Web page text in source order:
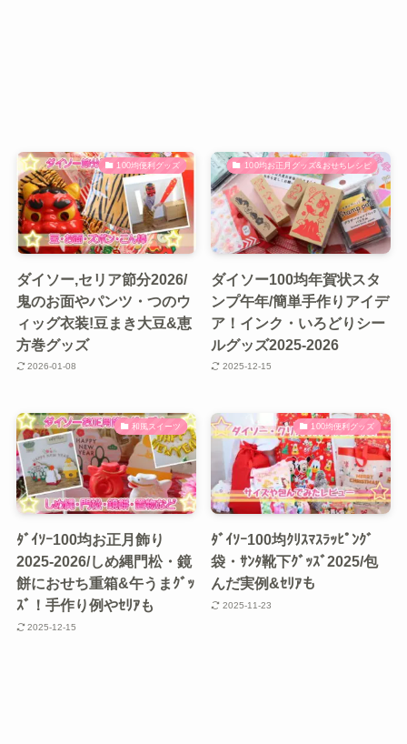
100均便利グッズ
ダイソー,セリア節分2026/
鬼のお面やパンツ・つのウ
ィッグ衣装!豆まき大豆&恵
方巻グッズ
2026-01-08
100均お正月グッズ&おせちレシピ
ダイソー100均年賀状スタ
ンプ午年/簡単手作りアイデ
ア！インク・いろどりシー
ルグッズ2025-2026
2025-12-15
和風スイーツ
ﾀﾞｲｿｰ100均お正月飾り
2025-2026/しめ縄門松・鏡
餅におせち重箱&午うまｸﾞｯ
ｽﾞ！手作り例やｾﾘｱも
2025-12-15
100均便利グッズ
ﾀﾞｲｿｰ100均ｸﾘｽﾏｽﾗｯﾋﾟﾝｸﾞ
袋・ｻﾝﾀ靴下ｸﾞｯｽﾞ2025/包
んだ実例&ｾﾘｱも
2025-11-23